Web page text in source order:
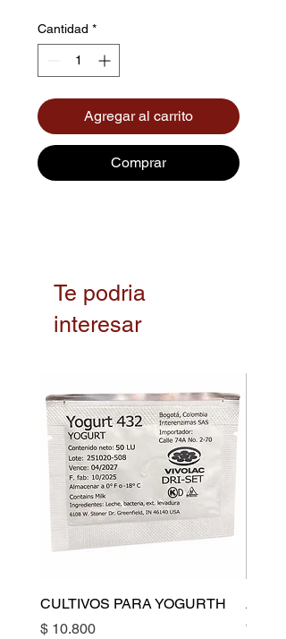
Cantidad *
Agregar al carrito
Comprar
Te podria
interesar
CULTIVOS PARA YOGURTH
Precio
$ 10.800
CM